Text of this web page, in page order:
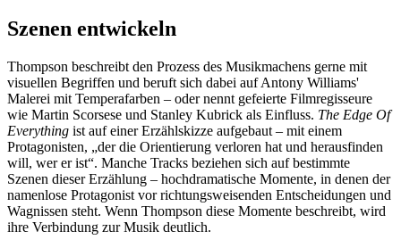
Szenen entwickeln
Thompson beschreibt den Prozess des Musikmachens gerne mit
visuellen Begriffen und beruft sich dabei auf Antony Williams'
Malerei mit Temperafarben – oder nennt gefeierte Filmregisseure
wie Martin Scorsese und Stanley Kubrick als Einfluss. The Edge Of
Everything ist auf einer Erzählskizze aufgebaut – mit einem
Protagonisten, „der die Orientierung verloren hat und herausfinden
will, wer er ist“. Manche Tracks beziehen sich auf bestimmte
Szenen dieser Erzählung – hochdramatische Momente, in denen der
namenlose Protagonist vor richtungsweisenden Entscheidungen und
Wagnissen steht. Wenn Thompson diese Momente beschreibt, wird
ihre Verbindung zur Musik deutlich.